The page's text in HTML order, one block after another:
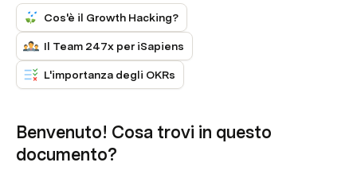
Cos'è il Growth Hacking?
Il Team 247x per iSapiens
L'importanza degli OKRs
Benvenuto! Cosa trovi in questo
documento?